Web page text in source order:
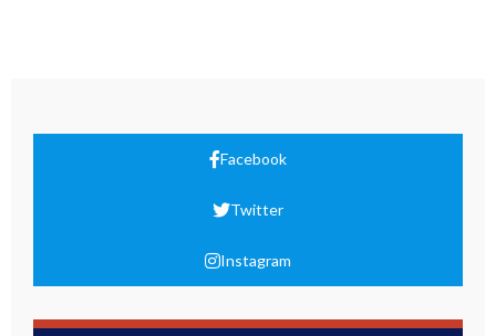
Facebook
Twitter
Instagram